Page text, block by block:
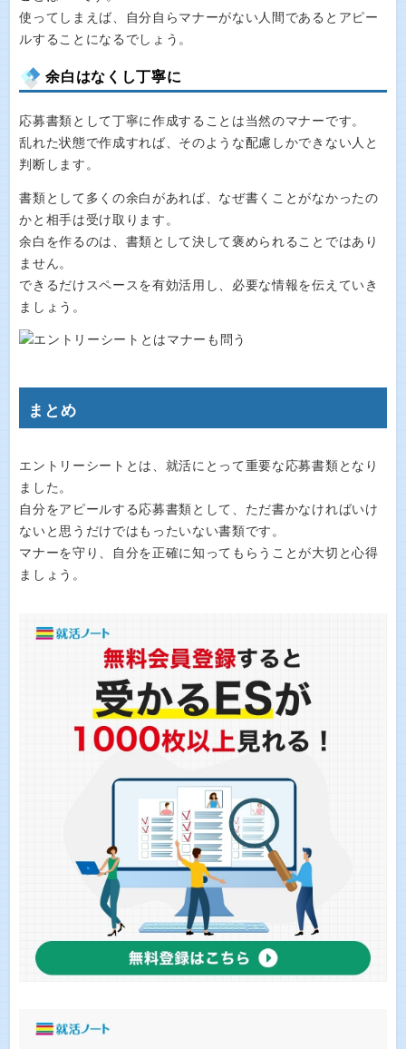
使ってしまえば、自分自らマナーがない人間であるとアピー
ルすることになるでしょう。
余白はなくし丁寧に
応募書類として丁寧に作成することは当然のマナーです。
乱れた状態で作成すれば、そのような配慮しかできない人と
判断します。
書類として多くの余白があれば、なぜ書くことがなかったの
かと相手は受け取ります。
余白を作るのは、書類として決して褒められることではあり
ません。
できるだけスペースを有効活用し、必要な情報を伝えていき
ましょう。
まとめ
エントリーシートとは、就活にとって重要な応募書類となり
ました。
自分をアピールする応募書類として、ただ書かなければいけ
ないと思うだけではもったいない書類です。
マナーを守り、自分を正確に知ってもらうことが大切と心得
ましょう。